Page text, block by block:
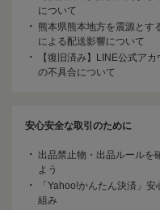
について
熊本県熊本地方を震源とす
による配送影響について
【復旧済み】LINE公式アカ
の不具合について
安心安全な取引のために
出品禁止物・出品ルールを
よう
「Yahoo!かんたん決済」安
組み